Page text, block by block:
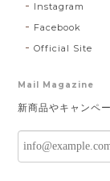
Instagram
Facebook
Official Site
Mail Magazine
新商品やキャンペ